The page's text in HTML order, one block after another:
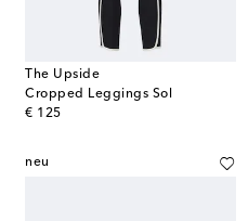
The Upside
Cropped Leggings Sol
€ 125
original price
neu